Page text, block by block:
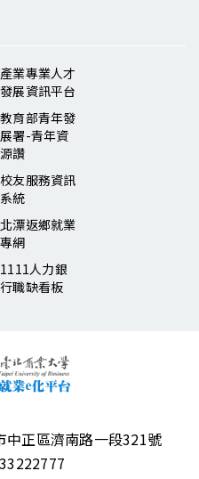
中正區濟南路一段321號
產業專業人才
發展資訊平台
教育部青年發
展署-青年資
源讚
校友服務資訊
系統
北漂返鄉就業
專網
1111人力銀
行職缺看板